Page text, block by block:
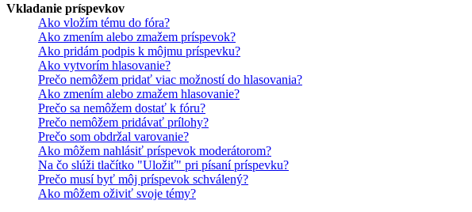
Vkladanie príspevkov
Ako vložím tému do fóra?
Ako zmením alebo zmažem príspevok?
Ako pridám podpis k môjmu príspevku?
Ako vytvorím hlasovanie?
Prečo nemôžem pridať viac možností do hlasovania?
Ako zmením alebo zmažem hlasovanie?
Prečo sa nemôžem dostať k fóru?
Prečo nemôžem pridávať prílohy?
Prečo som obdržal varovanie?
Ako môžem nahlásiť príspevok moderátorom?
Na čo slúži tlačítko "Uložiť" pri písaní príspevku?
Prečo musí byť môj príspevok schválený?
Ako môžem oživiť svoje témy?